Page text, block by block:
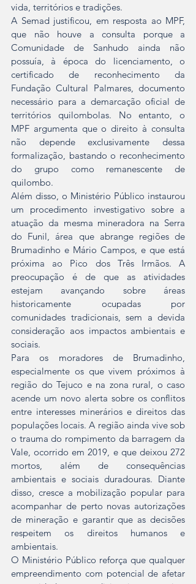
vida, territórios e tradições.
A Semad justificou, em resposta ao MPF,
que não houve a consulta porque a
Comunidade de Sanhudo ainda não
possuía, à época do licenciamento, o
certificado de reconhecimento da
Fundação Cultural Palmares, documento
necessário para a demarcação oficial de
territórios quilombolas. No entanto, o
MPF argumenta que o direito à consulta
não depende exclusivamente dessa
formalização, bastando o reconhecimento
do grupo como remanescente de
quilombo.
Além disso, o Ministério Público instaurou
um procedimento investigativo sobre a
atuação da mesma mineradora na Serra
do Funil, área que abrange regiões de
Brumadinho e Mário Campos, e que está
próxima ao Pico dos Três Irmãos. A
preocupação é de que as atividades
estejam avançando sobre áreas
historicamente ocupadas por
comunidades tradicionais, sem a devida
consideração aos impactos ambientais e
sociais.
Para os moradores de Brumadinho,
especialmente os que vivem próximos à
região do Tejuco e na zona rural, o caso
acende um novo alerta sobre os conflitos
entre interesses minerários e direitos das
populações locais. A região ainda vive sob
o trauma do rompimento da barragem da
Vale, ocorrido em 2019, e que deixou 272
mortos, além de consequências
ambientais e sociais duradouras. Diante
disso, cresce a mobilização popular para
acompanhar de perto novas autorizações
de mineração e garantir que as decisões
respeitem os direitos humanos e
ambientais.
O Ministério Público reforça que qualquer
empreendimento com potencial de afetar